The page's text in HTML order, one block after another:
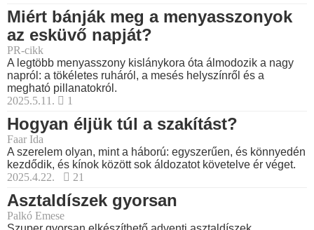
Miért bánják meg a menyasszonyok
az esküvő napját?
PR-cikk
A legtöbb menyasszony kislánykora óta álmodozik a nagy
napról: a tökéletes ruháról, a mesés helyszínről és a
megható pillanatokról.
2025.5.11.
1
Hogyan éljük túl a szakítást?
Faar Ida
A szerelem olyan, mint a háború: egyszerűen, és könnyedén
kezdődik, és kínok között sok áldozatot követelve ér véget.
2025.4.22.
21
Asztaldíszek gyorsan
Palkó Emese